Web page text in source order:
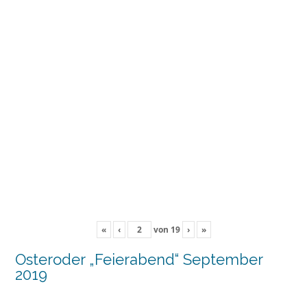
« ‹ von 19 › »
Osteroder „Feierabend“ September
2019